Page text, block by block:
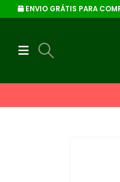
ENVIO GRÁTIS PARA